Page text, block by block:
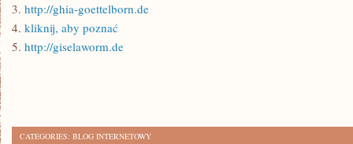
3. http://ghia-goettelborn.de
4. kliknij, aby poznać
5. http://giselaworm.de
CATEGORIES: BLOG INTERNETOWY